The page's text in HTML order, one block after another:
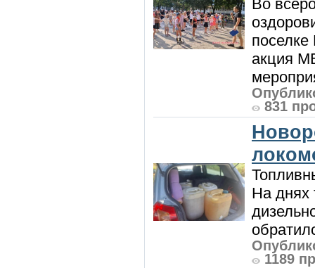
Во
акция
831
На днях
1189